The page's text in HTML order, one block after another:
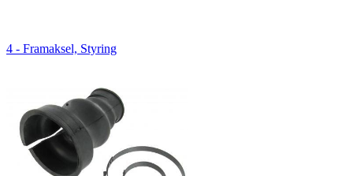
4 - Framaksel, Styring